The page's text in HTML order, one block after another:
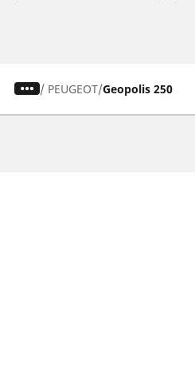
/ PEUGEOT Geopolis 250